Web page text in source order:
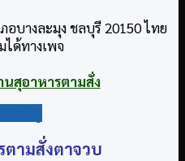
อบางละมุง ชลบุรี 20150 ไทย
ได้ทางเพจ
นสุอาหารตามสั่ง
ตามสั่งตาจวบ